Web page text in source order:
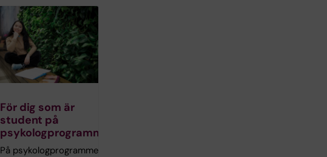
För dig som är
student på
psykologprogrammet
På psykologprogrammets